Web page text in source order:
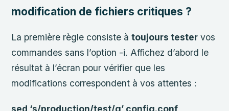
modification de fichiers critiques ?
La première règle consiste àtoujours tester vos
commandes sans l’option -i. Affichez d’abord le
résultat à l’écran pour vérifier que les
modifications correspondent à vos attentes :